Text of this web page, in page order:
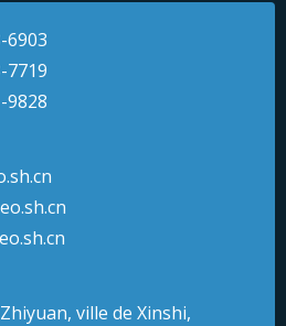
6903
7719
9828
ville de Xinshi,